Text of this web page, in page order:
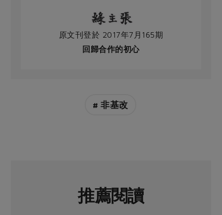
原文刊登於 2017年7月165期
回歸合作的初心
# 非基改
推薦閱讀